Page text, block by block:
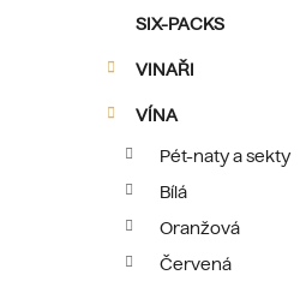
s
t
Přeskočit
g
SIX-PACKS
VINAŘI
VÍNA
Pét-naty a sekty
Bílá
Oranžová
Červená